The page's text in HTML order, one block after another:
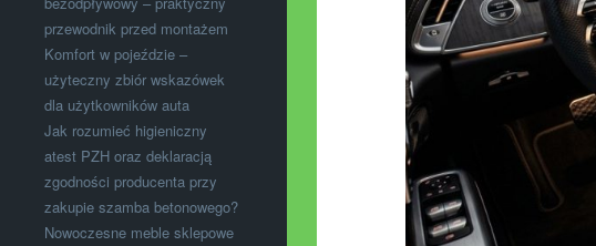
przewodnik przed montażem
Komfort w pojeździe –
użyteczny zbiór wskazówek
dla użytkowników auta
Jak rozumieć higieniczny
atest PZH oraz deklaracją
zgodności producenta przy
zakupie szamba betonowego?
Nowoczesne meble sklepowe